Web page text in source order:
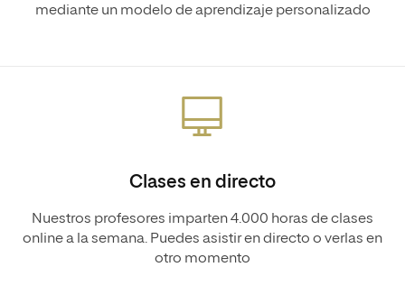
mediante un modelo de aprendizaje personalizado
Clases en directo
Nuestros profesores imparten 4.000 horas de clases
online a la semana. Puedes asistir en directo o verlas en
otro momento